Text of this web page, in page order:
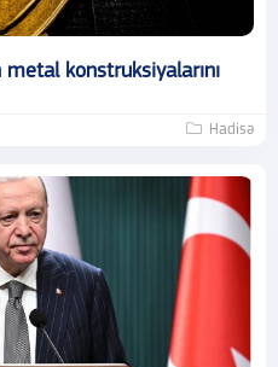
metal konstruksiyalarını
Hadisə